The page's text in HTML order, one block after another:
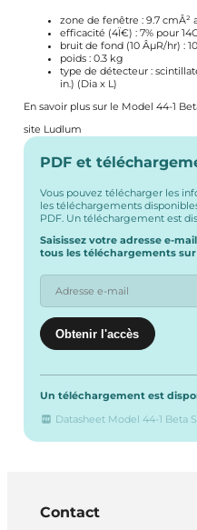
zone de fenêtre : 9.7 cmÂ²
efficacité (4Ï€) : 7% pour
bruit de fond (10 ÂµR/hr) :
poids : 0.3 kg
type de détecteur :
in.) (Dia x L)
En savoir plus sur le Model 44-1
site Ludlum
PDF et
Vous pouvez télécharger les
les téléchargements
PDF. Un téléchargement est
Saisissez votre adresse e-
tous les téléchargements sur
Un téléchargement est
Datasheet Model 44-1 Beta
Contact